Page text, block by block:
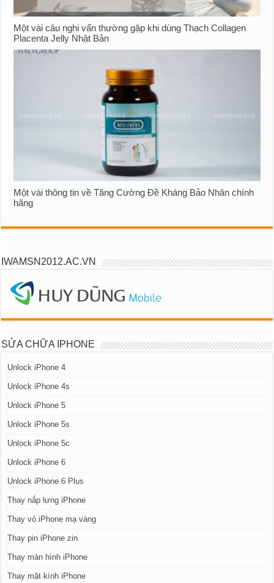
Một vài câu nghi vấn thường gặp khi dùng Thạch Collagen
Placenta Jelly Nhật Bản
Một vài thông tin về Tăng Cường Đề Kháng Bảo Nhân chính
hãng
IWAMSN2012.AC.VN
SỬA CHỮA IPHONE
Unlock iPhone 4
Unlock iPhone 4s
Unlock iPhone 5
Unlock iPhone 5s
Unlock iPhone 5c
Unlock iPhone 6
Unlock iPhone 6 Plus
Thay nắp lưng iPhone
Thay vỏ iPhone mạ vàng
Thay pin iPhone zin
Thay màn hình iPhone
Thay mặt kính iPhone